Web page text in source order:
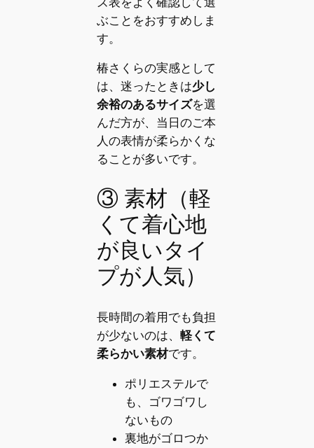
ぶことをおすすめしま
す。
椿さくらの実感として
は、迷ったときは少し
余裕のあるサイズを選
んだ方が、当日のご本
人の表情が柔らかくな
ることが多いです。
③ 素材（軽
くて着心地
が良いタイ
プが人気）
長時間の着用でも負担
が少ないのは、 軽くて
柔らかい素材です。
ポリエステルで
も、ゴワゴワし
ないもの
裏地がゴロつか